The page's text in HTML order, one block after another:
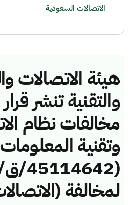
هيئة الاتصالات
والتقنية تنشر
مخالفات نظام
وتقنية
لمخالفة
الاتصالات السعودية